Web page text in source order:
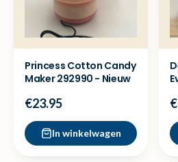
Princess Cotton Candy
Maker 292990 - Nieuw
€23.95
In winkelwagen